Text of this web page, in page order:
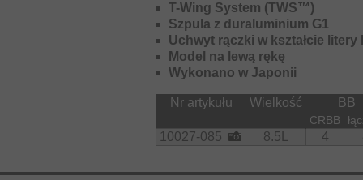
Hamulec mechaniczny nie
optymalne odległości rzutów
Cały kołowrotek można bez
nadaje się do stosowania również
T-Wing System (TWS™)
Szpula z duraluminium G1
Uchwyt rączki w kształcie litery I
Model na lewą rękę
Wykonano w Japonii
Nr artykułu Wielkość BB
CRBB
10027-085 8.5L 4